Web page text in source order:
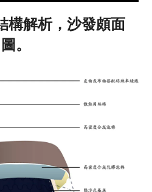
構解析，沙發頗面
圖。